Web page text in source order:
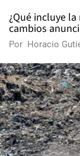
¿Qué incluye
cambios
Por Horacio